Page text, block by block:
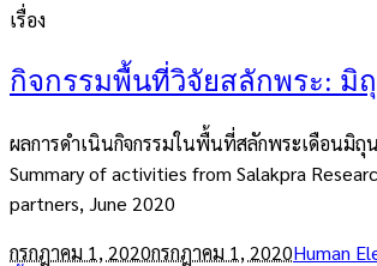
เรื่อง
กิจกรรมพื้นที่วิจัยสลักพระ: มิถุ
ผลการดำเนินกิจกรรมในพื้นที่สลักพระเดือนมิถุ
Summary of activities from Salakpra
partners, June 2020
กรกฎาคม 1, 2020กรกฎาคม 1, 2020Human